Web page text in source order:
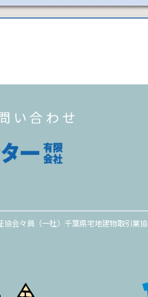
い合わせ
会々員（一社）千葉県宅地建物取引業